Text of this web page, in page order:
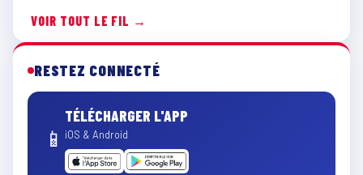
VOIR TOUT LE FIL →
RESTEZ CONNECTÉ
📱
TÉLÉCHARGER L'APP
iOS & Android